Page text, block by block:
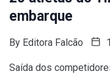
embarque
By Editora Falcão
Saída dos